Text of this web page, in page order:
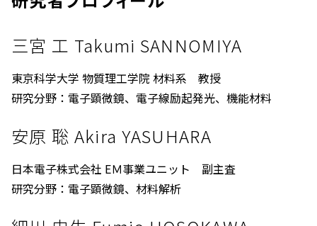
三宮 工 Takumi SANNOMIYA
東京科学大学 物質理工学院 材料系 教授
研究分野：電子顕微鏡、電子線励起発光、機能材料
安原 聡 Akira YASUHARA
日本電子株式会社 EＭ事業ユニット 副主査
研究分野：電子顕微鏡、材料解析